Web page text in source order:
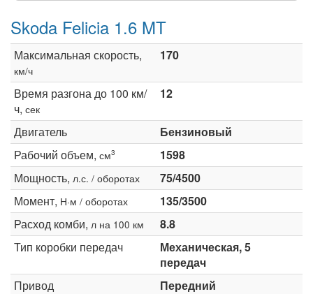
Skoda Felicia 1.6 MT
Максимальная скорость,
км/ч
170
Время разгона до 100 км/
ч, сек
12
Двигатель
Бензиновый
Рабочий объем, см3
1598
Мощность, л.с. / оборотах
75/4500
Момент, Н·м / оборотах
135/3500
Расход комби, л на 100 км
8.8
Тип коробки передач
Механическая, 5
передач
Привод
Передний